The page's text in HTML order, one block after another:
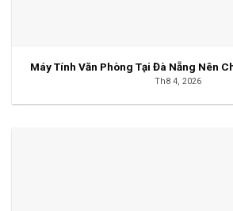
Máy Tính Văn Phòng Tại Đà Nẵng Nên
Th8 4, 2026